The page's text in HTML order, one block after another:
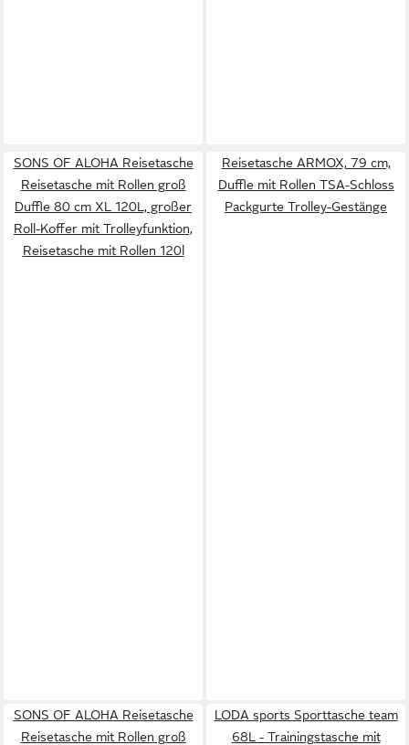
SONS OF ALOHA Reisetasche
Reisetasche mit Rollen groß
Duffle 80 cm XL 120L, großer
Roll-Koffer mit Trolleyfunktion,
Reisetasche mit Rollen 120l
Reisetasche ARMOX, 79 cm,
Duffle mit Rollen TSA-Schloss
Packgurte Trolley-Gestänge
SONS OF ALOHA Reisetasche
Reisetasche mit Rollen groß
LODA sports Sporttasche team
68L - Trainingstasche mit